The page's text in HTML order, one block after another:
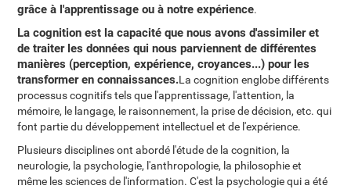
grâce à l'apprentissage ou à notre expérience.
La cognition est la capacité que nous avons d'assimiler et
de traiter les données qui nous parviennent de différentes
manières (perception, expérience, croyances...) pour les
transformer en connaissances.La cognition englobe différents
processus cognitifs tels que l'apprentissage, l'attention, la
mémoire, le langage, le raisonnement, la prise de décision, etc. qui
font partie du développement intellectuel et de l'expérience.
Plusieurs disciplines ont abordé l'étude de la cognition, la
neurologie, la psychologie, l'anthropologie, la philosophie et
même les sciences de l'information. C'est la psychologie qui a été